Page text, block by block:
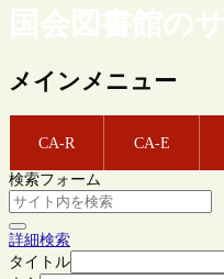
国会図書館の
メインメニュー
CA-R CA-E
検索フォーム
詳細検索
タイトル